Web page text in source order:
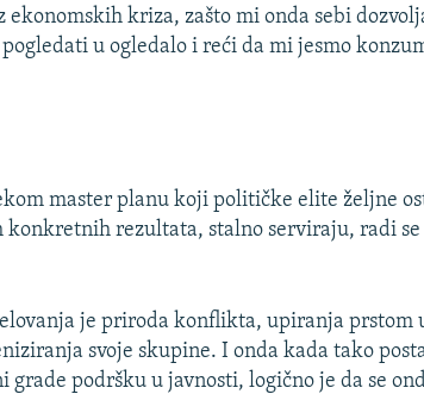
kriza, zašto mi onda sebi
u ogledalo i reći da mi jesmo
master planu koji političke elite željne
rezultata, stalno serviraju, radi se
je priroda konflikta, upiranja prstom
svoje skupine. I onda kada tako
grade podršku u javnosti, logično je da se